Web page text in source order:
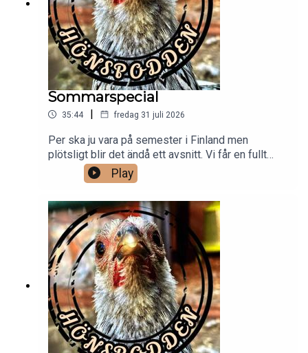
Sommarspecial
35:44 | fredag 31 juli 2026
Per ska ju vara på semester i Finland men
plötsligt blir det ändå ett avsnitt. Vi får en fullt
rimlig förklaring i avsnittet, ett avsnitt som för
övrigt inte riktigt följer den normala strukturen.
sak med avsnittet, det avslöjas i slutet.
Play